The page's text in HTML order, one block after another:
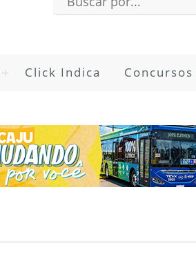
Click Indica Concursos